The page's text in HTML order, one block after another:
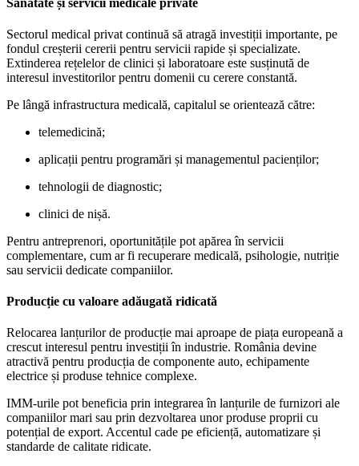
Sectorul medical privat continuă să atragă investiții importante, pe
fondul creșterii cererii pentru servicii rapide și specializate.
Extinderea rețelelor de clinici și laboratoare este susținută de
interesul investitorilor pentru domenii cu cerere constantă.
Pe lângă infrastructura medicală, capitalul se orientează către:
telemedicină;
aplicații pentru programări și managementul pacienților;
tehnologii de diagnostic;
clinici de nișă.
Pentru antreprenori, oportunitățile pot apărea în servicii
complementare, cum ar fi recuperare medicală, psihologie, nutriție
sau servicii dedicate companiilor.
Producție cu valoare adăugată ridicată
Relocarea lanțurilor de producție mai aproape de piața europeană a
crescut interesul pentru investiții în industrie. România devine
atractivă pentru producția de componente auto, echipamente
electrice și produse tehnice complexe.
IMM-urile pot beneficia prin integrarea în lanțurile de furnizori ale
companiilor mari sau prin dezvoltarea unor produse proprii cu
potențial de export. Accentul cade pe eficiență, automatizare și
standarde de calitate ridicate.